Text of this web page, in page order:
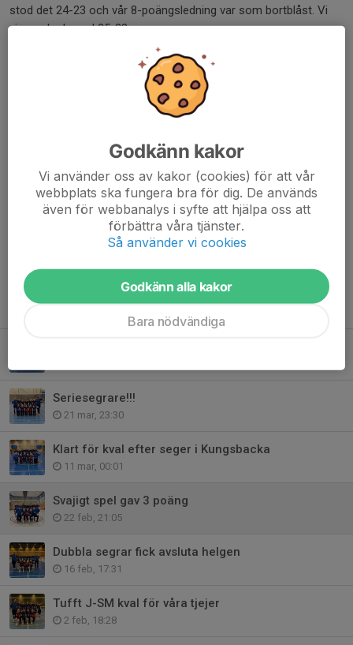
stod det 24-23 och vår 8-poängsledning var som bortblåst. Vi
vinner dock med 25-23.
Tredje set startar jämnare innan vi får en lucka likt skidåkarna i
OS. Vårt spel känns stabilare än motståndarnas vilket håller
setet igenom. Skönt med en seger även om det kändes som det
inte riktigt var vår dag idag. Vi åker hem och genomför en
Kungsbacka nästa helg.
//tränarna
Tidigare nyheter
Seriesegrare!!!
21 mar, 23:30
Klart för kval efter seger i Kungsbacka
11 mar, 00:01
Svajigt spel gav 3 poäng
22 feb, 21:05
Dubbla segrar fick avsluta helgen
16 feb, 17:31
Tufft J-SM kval för våra tjejer
2 feb, 18:28
Godkänn kakor
Vi använder oss av kakor (cookies) för att vår
webbplats ska fungera bra för dig. De används
även för webbanalys i syfte att hjälpa oss att
förbättra våra tjänster.
Så använder vi cookies
Godkänn alla kakor
Bara nödvändiga